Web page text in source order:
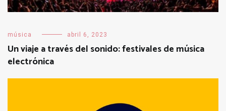
música abril 6, 2023
Un viaje a través del sonido: festivales de música
electrónica